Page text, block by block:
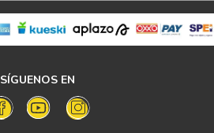
SÍGUENOS EN